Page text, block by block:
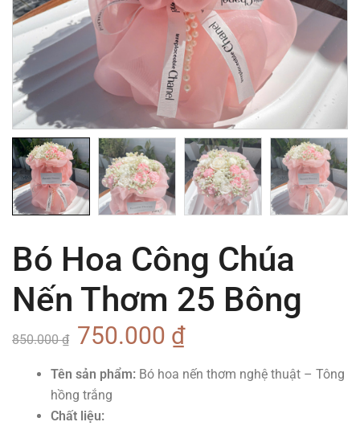
Bó Hoa Công Chúa
Nến Thơm 25 Bông
850.000₫ 750.000 ₫
Tên sản phẩm: Bó hoa nến thơm nghệ thuật – Tông
hồng trắng
Chất liệu: